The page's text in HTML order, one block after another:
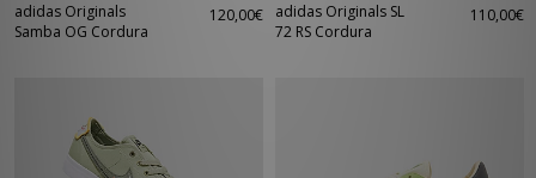
adidas Originals
Samba OG Cordura
120,00€
adidas Originals SL
72 RS Cordura
110,00€